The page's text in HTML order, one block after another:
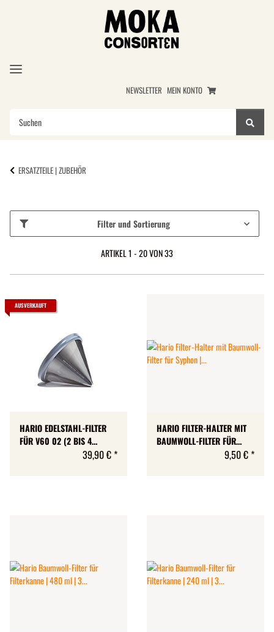
NEWSLETTER MEIN KONTO
ERSATZTEILE | ZUBEHÖR
Filter und Sortierung
ARTIKEL 1 - 20 VON 33
AUSVERKAUFT
HARIO EDELSTAHL-FILTER
FÜR V60 02 (2 BIS 4
TASSEN) | »ABLE COFFEE
39,90 € *
HARIO FILTER-HALTER MIT
BAUMWOLL-FILTER FÜR
SYPHON | TECHNICA, NEXT,
9,50 € *